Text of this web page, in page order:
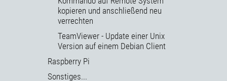
kopieren und anschließend neu
verrechten
TeamViewer - Update einer Unix
Version auf einem Debian Client
Raspberry Pi
Sonstiges...